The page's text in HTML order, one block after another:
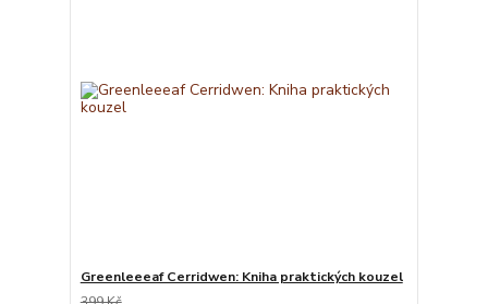
Greenleeeaf Cerridwen: Kniha praktických kouzel